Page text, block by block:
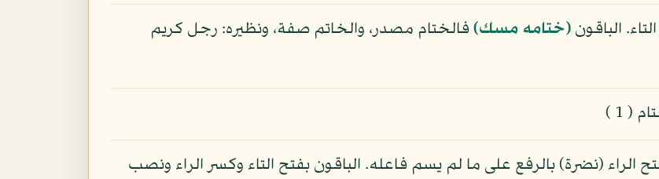
الباقون (ختامه مسك) فالختام مصدر، والخاتم صفة، ونظيره: رجل كريم
( 1 )
(نضرة) بالرفع على ما لم يسم فاعله. الباقون بفتح التاء وكسر الراء ونصب